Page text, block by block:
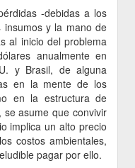
-debidas a los
y la mano de
al inicio del problema
anualmente en
y Brasil, de alguna
en la mente de los
en la estructura de
se asume que convivir
implica un alto precio
costos ambientales,
pagar por ello.